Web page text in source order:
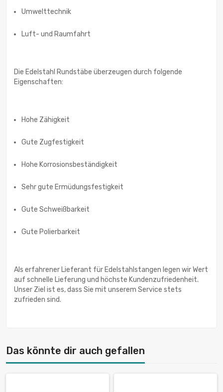
Umwelttechnik
Luft- und Raumfahrt
Die Edelstahl Rundstäbe überzeugen durch folgende
Eigenschaften:
Hohe Zähigkeit
Gute Zugfestigkeit
Hohe Korrosionsbeständigkeit
Sehr gute Ermüdungsfestigkeit
Gute Schweißbarkeit
Gute Polierbarkeit
Als erfahrener Lieferant für Edelstahlstangen legen wir Wert
auf schnelle Lieferung und höchste Kundenzufriedenheit.
Unser Ziel ist es, dass Sie mit unserem Service stets
zufrieden sind.
Das könnte dir auch gefallen